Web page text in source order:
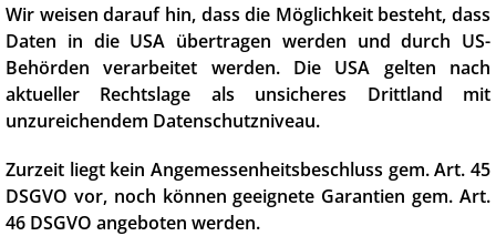
Wir weisen darauf hin, dass die Möglichkeit besteht, dass
Daten in die USA übertragen werden und durch US-
Behörden verarbeitet werden. Die USA gelten nach
aktueller Rechtslage als unsicheres Drittland mit
unzureichendem Datenschutzniveau.
Zurzeit liegt kein Angemessenheitsbeschluss gem. Art. 45
DSGVO vor, noch können geeignete Garantien gem. Art.
46 DSGVO angeboten werden.